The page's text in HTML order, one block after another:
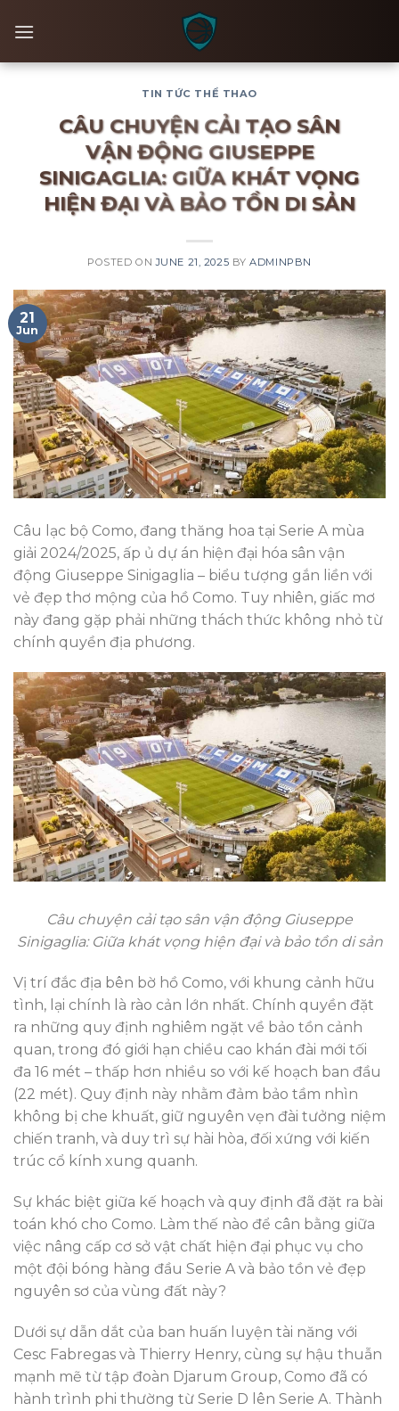
TIN TỨC THỂ THAO
CÂU CHUYỆN CẢI TẠO SÂN
VẬN ĐỘNG GIUSEPPE
SINIGAGLIA: GIỮA KHÁT VỌNG
HIỆN ĐẠI VÀ BẢO TỒN DI SẢN
POSTED ONJUNE 21, 2025 BYADMINPBN
21
Jun
Câu lạc bộ Como, đang thăng hoa tại Serie A mùa
giải 2024/2025, ấp ủ dự án hiện đại hóa sân vận
động Giuseppe Sinigaglia – biểu tượng gắn liền với
vẻ đẹp thơ mộng của hồ Como. Tuy nhiên, giấc mơ
này đang gặp phải những thách thức không nhỏ từ
chính quyền địa phương.
Câu chuyện cải tạo sân vận động Giuseppe
Sinigaglia: Giữa khát vọng hiện đại và bảo tồn di sản
Vị trí đắc địa bên bờ hồ Como, với khung cảnh hữu
tình, lại chính là rào cản lớn nhất. Chính quyền đặt
ra những quy định nghiêm ngặt về bảo tồn cảnh
quan, trong đó giới hạn chiều cao khán đài mới tối
đa 16 mét – thấp hơn nhiều so với kế hoạch ban đầu
(22 mét). Quy định này nhằm đảm bảo tầm nhìn
không bị che khuất, giữ nguyên vẹn đài tưởng niệm
chiến tranh, và duy trì sự hài hòa, đối xứng với kiến
trúc cổ kính xung quanh.
Sự khác biệt giữa kế hoạch và quy định đã đặt ra bài
toán khó cho Como. Làm thế nào để cân bằng giữa
việc nâng cấp cơ sở vật chất hiện đại phục vụ cho
một đội bóng hàng đầu Serie A và bảo tồn vẻ đẹp
nguyên sơ của vùng đất này?
Dưới sự dẫn dắt của ban huấn luyện tài năng với
Cesc Fabregas và Thierry Henry, cùng sự hậu thuẫn
mạnh mẽ từ tập đoàn Djarum Group, Como đã có
hành trình phi thường từ Serie D lên Serie A. Thành